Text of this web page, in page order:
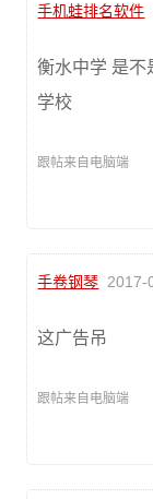
手机蛙排名软件
衡水中学 是不
学校
跟帖来自电脑端
手卷钢琴 2017-
这广告吊
跟帖来自电脑端